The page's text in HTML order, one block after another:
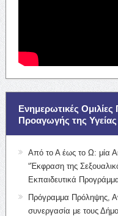
Ενημερωτικές
Προαγωγής της Υγείας
Από το Α έως το Ω: μία
“Έκφραση της
Εκπαιδευτικά
Πρόγραμμα Πρόληψης,
συνεργασία με τους